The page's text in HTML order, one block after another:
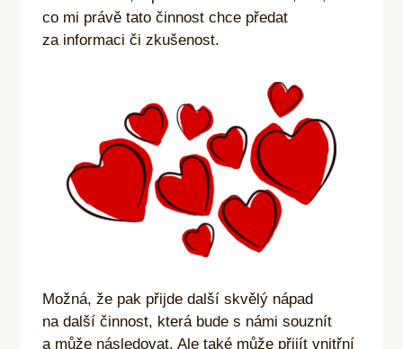
co mi právě tato činnost chce předat
za informaci či zkušenost.
Možná, že pak přijde další skvělý nápad
na další činnost, která bude s námi souznít
a může následovat. Ale také může přijít vnitřní